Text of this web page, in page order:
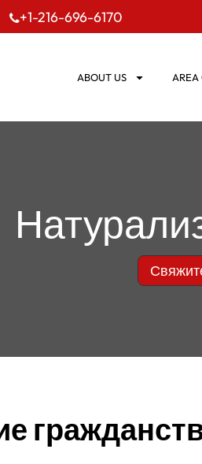
+1-216-696-6170
ABOUT US AREA